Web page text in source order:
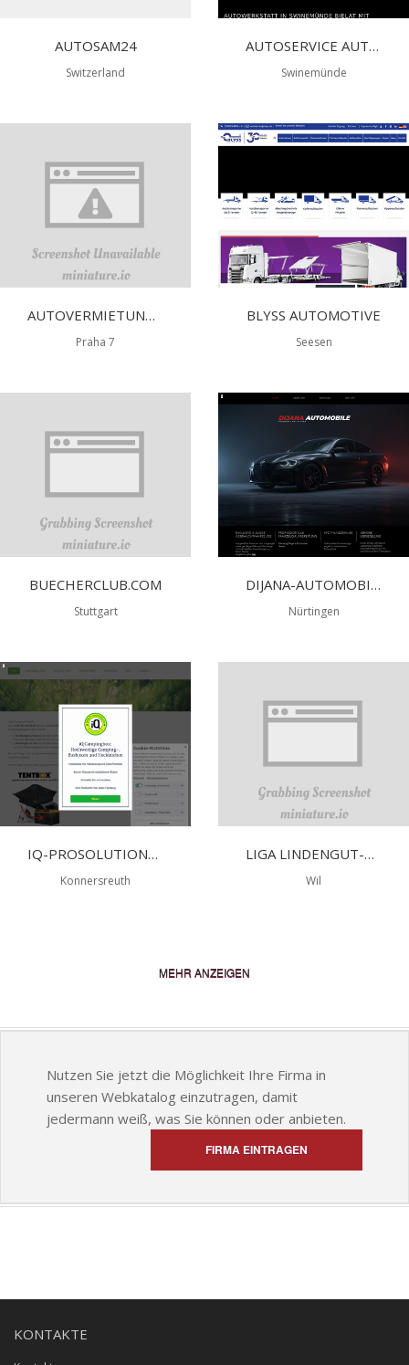
AUTOSAM24
Switzerland
AUTOSERVICE AUTOBIELAT
Swinemünde
AUTOVERMIETUNGEN IN DER TSCHECHISCHEN REPUBLIK
Praha 7
BLYSS AUTOMOTIVE
Seesen
BUECHERCLUB.COM
Stuttgart
DIJANA-AUTOMOBILE DRAGAN JOSIC
Nürtingen
IQ-PROSOLUTIONS GMBH
Konnersreuth
LIGA LINDENGUT-GARAGE AG
Wil
MEHR ANZEIGEN
Nutzen Sie jetzt die Möglichkeit Ihre Firma in
unseren Webkatalog einzutragen, damit
jedermann weiß, was Sie können oder anbieten.
FIRMA EINTRAGEN
KONTAKTE